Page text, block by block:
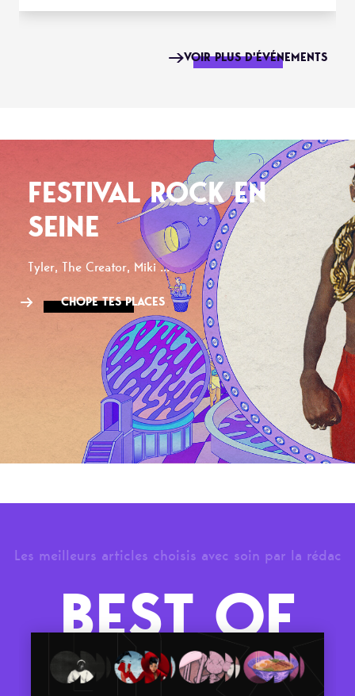
VOIR PLUS D'ÉVÉNEMENTS
FESTIVAL ROCK EN
SEINE
Tyler, The Creator, Miki ...
CHOPE TES PLACES
Les meilleurs articles choisis avec soin par la rédac
BEST OF